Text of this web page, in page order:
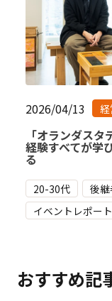
2026/04/13
「オランダス
経験すべてが学
る
20-30代 後継
イベントレポート
おすすめ記